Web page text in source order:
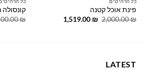
פינת אוכל קטנה
2,000.00₪
המחיר
1,519.00 ₪
המחיר
₪
LATEST